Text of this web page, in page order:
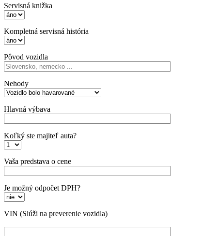
Servisná knižka
Kompletná servisná história
Pôvod vozidla
Nehody
Hlavná výbava
Koľký ste majiteľ auta?
Vaša predstava o cene
Je možný odpočet DPH?
VIN (Slúži na preverenie vozidla)